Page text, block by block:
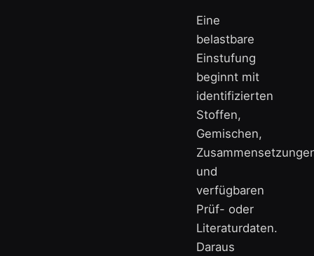
Eine
belastbare
Einstufung
beginnt mit
identifizierten
Stoffen,
Gemischen,
und
verfügbaren
Prüf- oder
Literaturdaten.
Daraus